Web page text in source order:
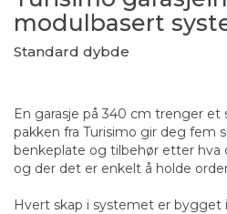
modulbasert
Standard dybde
En garasje på 340 cm trenger
pakken fra Turisimo gir deg fem
benkeplate og tilbehør etter hva
og der det er enkelt å holde
Hvert skap i systemet er bygget